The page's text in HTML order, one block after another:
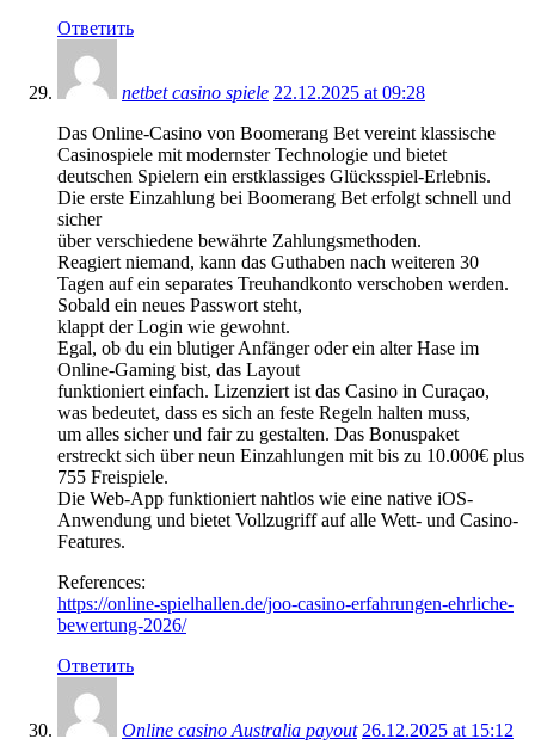
Ответить
netbet casino spiele 22.12.2025 at 09:28
Das Online-Casino von Boomerang Bet vereint klassische
Casinospiele mit modernster Technologie und bietet
deutschen Spielern ein erstklassiges Glücksspiel-Erlebnis.
Die erste Einzahlung bei Boomerang Bet erfolgt schnell und
sicher
über verschiedene bewährte Zahlungsmethoden.
Reagiert niemand, kann das Guthaben nach weiteren 30
Tagen auf ein separates Treuhandkonto verschoben werden.
Sobald ein neues Passwort steht,
klappt der Login wie gewohnt.
Egal, ob du ein blutiger Anfänger oder ein alter Hase im
Online-Gaming bist, das Layout
funktioniert einfach. Lizenziert ist das Casino in Curaçao,
was bedeutet, dass es sich an feste Regeln halten muss,
um alles sicher und fair zu gestalten. Das Bonuspaket
erstreckt sich über neun Einzahlungen mit bis zu 10.000€ plus
755 Freispiele.
Die Web-App funktioniert nahtlos wie eine native iOS-
Anwendung und bietet Vollzugriff auf alle Wett- und Casino-
Features.
References:
https://online-spielhallen.de/joo-casino-erfahrungen-ehrliche-
bewertung-2026/
Ответить
Online casino Australia payout 26.12.2025 at 15:12